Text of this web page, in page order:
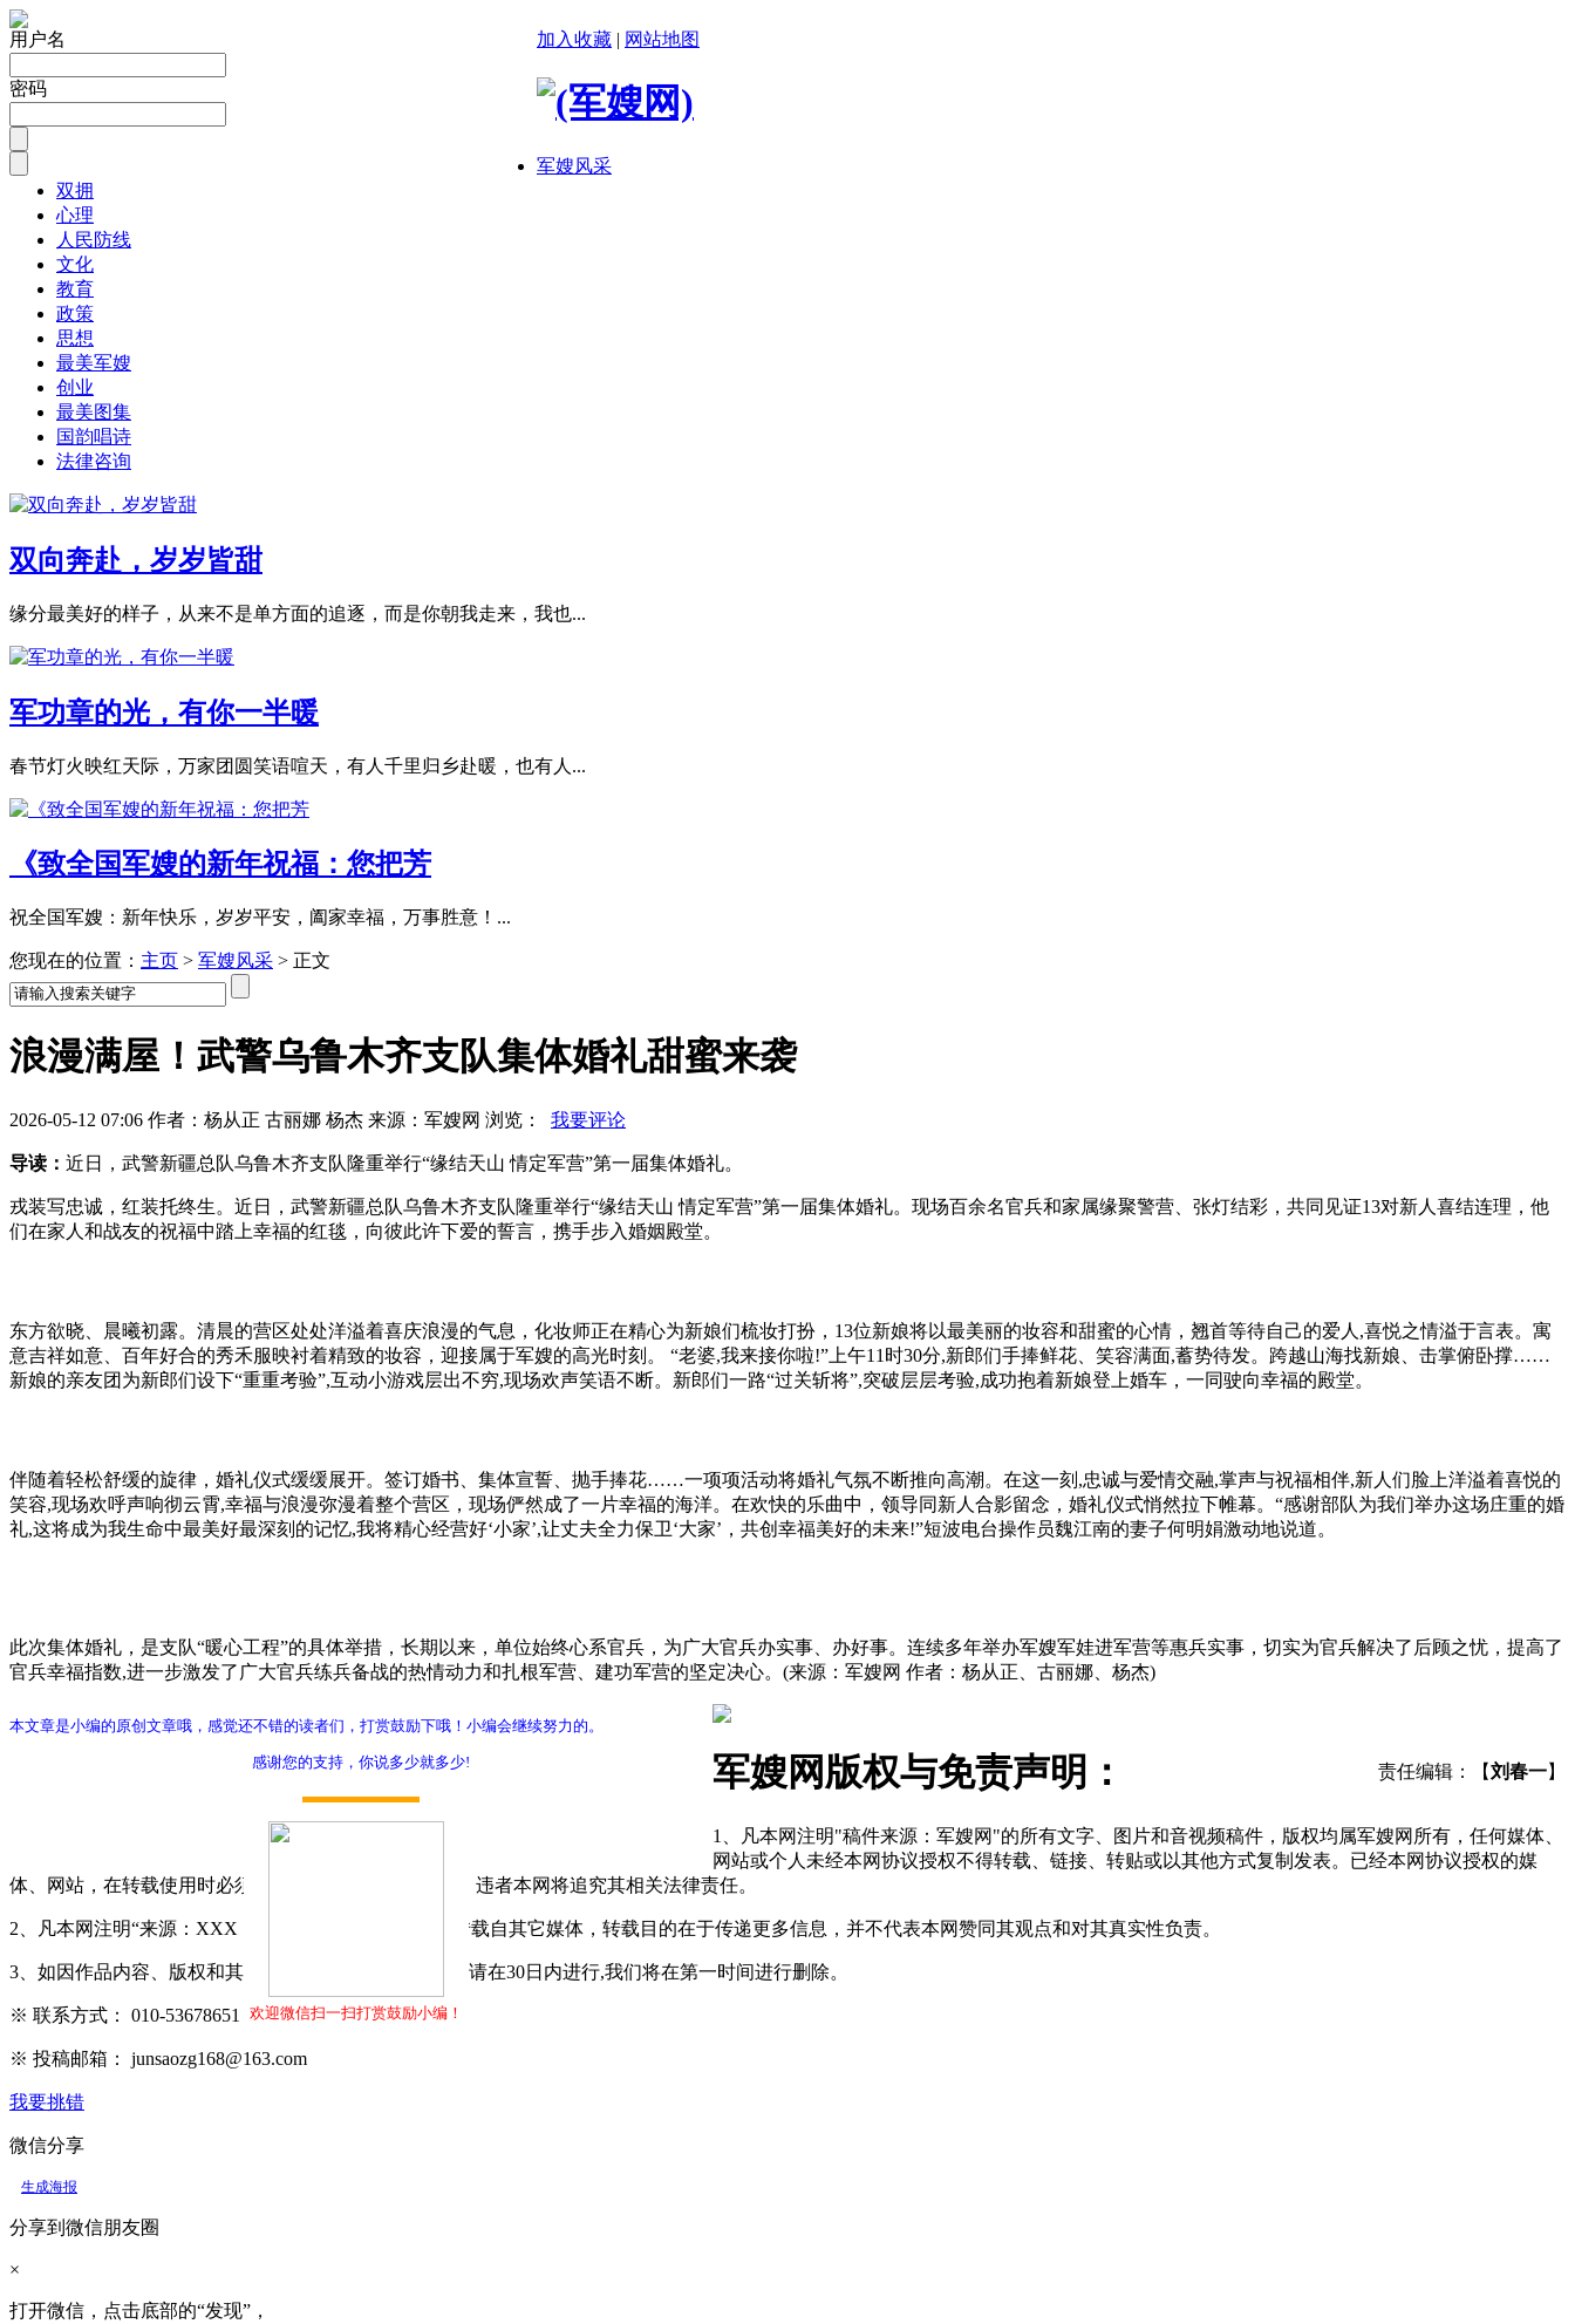
用户名
密码
加入收藏 | 网站地图
军嫂风采
双拥
心理
人民防线
文化
教育
政策
思想
最美军嫂
创业
最美图集
国韵唱诗
法律咨询
双向奔赴，岁岁皆甜
缘分最美好的样子，从来不是单方面的追逐，而是你朝我走来，我也...
军功章的光，有你一半暖
春节灯火映红天际，万家团圆笑语喧天，有人千里归乡赴暖，也有人...
《致全国军嫂的新年祝福：您把芳
祝全国军嫂：新年快乐，岁岁平安，阖家幸福，万事胜意！...
您现在的位置： 主页 > 军嫂风采 > 正文
浪漫满屋！武警乌鲁木齐支队集体婚礼甜蜜来袭
2026-05-12 07:06 作者：杨从正 古丽娜 杨杰 来源：军嫂网 浏览： 我要评论
导读： 近日，武警新疆总队乌鲁木齐支队隆重举行“缘结天山 情定军营”第一届集体婚礼。
戎装写忠诚，红装托终生。近日，武警新疆总队乌鲁木齐支队隆重举行“缘结天山 情定军营”第一届集体婚礼。现场百余名官兵和家属缘聚警营、张灯结彩，共同见证13对新人喜结连理，他
们在家人和战友的祝福中踏上幸福的红毯，向彼此许下爱的誓言，携手步入婚姻殿堂。
东方欲晓、晨曦初露。清晨的营区处处洋溢着喜庆浪漫的气息，化妆师正在精心为新娘们梳妆打扮，13位新娘将以最美丽的妆容和甜蜜的心情，翘首等待自己的爱人,喜悦之情溢于言表。寓
意吉祥如意、百年好合的秀禾服映衬着精致的妆容，迎接属于军嫂的高光时刻。 “老婆,我来接你啦!”上午11时30分,新郎们手捧鲜花、笑容满面,蓄势待发。跨越山海找新娘、击掌俯卧撑……
新娘的亲友团为新郎们设下“重重考验”,互动小游戏层出不穷,现场欢声笑语不断。新郎们一路“过关斩将”,突破层层考验,成功抱着新娘登上婚车，一同驶向幸福的殿堂。
伴随着轻松舒缓的旋律，婚礼仪式缓缓展开。签订婚书、集体宣誓、抛手捧花……一项项活动将婚礼气氛不断推向高潮。在这一刻,忠诚与爱情交融,掌声与祝福相伴,新人们脸上洋溢着喜悦的
笑容,现场欢呼声响彻云霄,幸福与浪漫弥漫着整个营区，现场俨然成了一片幸福的海洋。在欢快的乐曲中，领导同新人合影留念，婚礼仪式悄然拉下帷幕。“感谢部队为我们举办这场庄重的婚
礼,这将成为我生命中最美好最深刻的记忆,我将精心经营好‘小家’,让丈夫全力保卫‘大家’，共创幸福美好的未来!”短波电台操作员魏江南的妻子何明娟激动地说道。
此次集体婚礼，是支队“暖心工程”的具体举措，长期以来，单位始终心系官兵，为广大官兵办实事、办好事。连续多年举办军嫂军娃进军营等惠兵实事，切实为官兵解决了后顾之忧，提高了
官兵幸福指数,进一步激发了广大官兵练兵备战的热情动力和扎根军营、建功军营的坚定决心。(来源：军嫂网 作者：杨从正、古丽娜、杨杰)
本文章是小编的原创文章哦，感觉还不错的读者们，打赏鼓励下哦！小编会继续努力的。
感谢您的支持，你说多少就多少!
欢迎微信扫一扫打赏鼓励小编！
责任编辑：【刘春一】
军嫂网版权与免责声明：
1、凡本网注明"稿件来源：军嫂网"的所有文字、图片和音视频稿件，版权均属军嫂网所有，任何媒体、
网站或个人未经本网协议授权不得转载、链接、转贴或以其他方式复制发表。已经本网协议授权的媒
体、网站，在转载使用时必须注明"稿件来源：军嫂网"，违者本网将追究其相关法律责任。
2、凡本网注明“来源：XXX（非军嫂网）”的作品，均转载自其它媒体，转载目的在于传递更多信息，并不代表本网赞同其观点和对其真实性负责。
3、如因作品内容、版权和其它问题需要同本网联系的，请在30日内进行,我们将在第一时间进行删除。
※ 联系方式： 010-53678651
※ 投稿邮箱： junsaozg168@163.com
我要挑错
微信分享
生成海报
分享到微信朋友圈
×
打开微信，点击底部的“发现”，